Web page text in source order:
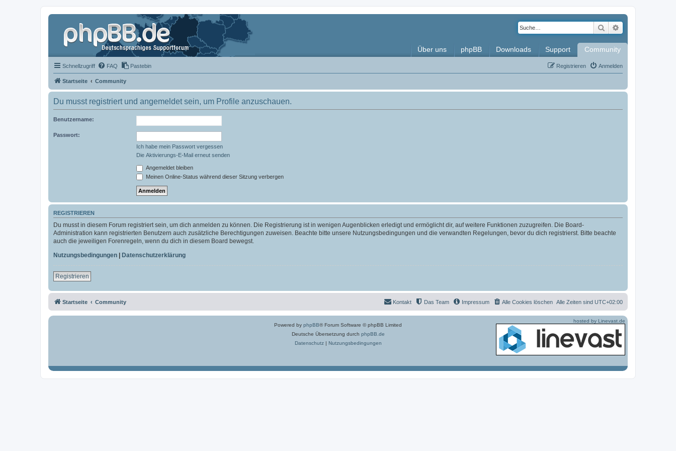
Suche
Über uns phpBB Downloads Support Community
Schnellzugriff FAQ Pastebin Anmelden
Registrieren
Startseite Community
Du musst registriert und angemeldet sein, um Profile anzuschauen.
Benutzername:
Passwort:
Ich habe mein Passwort vergessen
Die Aktivierungs-E-Mail erneut senden
Angemeldet bleiben
Meinen Online-Status während dieser Sitzung verbergen
REGISTRIEREN
Du musst in diesem Forum registriert sein, um dich anmelden zu können. Die Registrierung ist in wenigen Augenblicken erledigt und ermöglicht dir, auf weitere Funktionen zuzugreifen. Die Board-
Administration kann registrierten Benutzern auch zusätzliche Berechtigungen zuweisen. Beachte bitte unsere Nutzungsbedingungen und die verwandten Regelungen, bevor du dich registrierst. Bitte beachte
auch die jeweiligen Forenregeln, wenn du dich in diesem Board bewegst.
Nutzungsbedingungen | Datenschutzerklärung
Registrieren
Startseite Community Alle Zeiten sind UTC+02:00
Alle Cookies löschen
Impressum
Das Team
Kontakt
Powered by phpBB® Forum Software © phpBB Limited
Deutsche Übersetzung durch phpBB.de
Datenschutz| Nutzungsbedingungen
hosted by Linevast.de